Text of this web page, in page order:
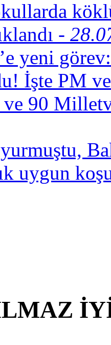
-
yeni
İşte PM
ve 90
uygun